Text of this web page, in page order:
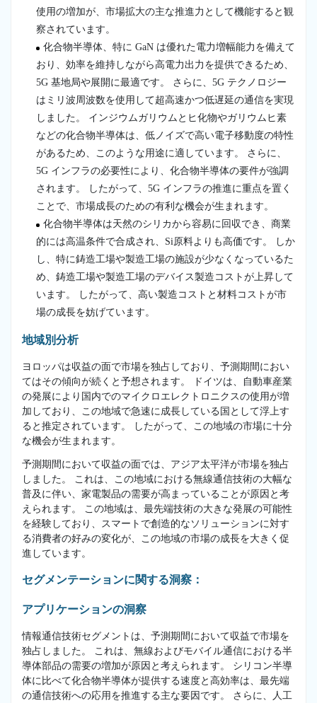
使用の増加が、市場拡大の主な推進力として機能すると観
察されています。
化合物半導体、特に GaN は優れた電力増幅能力を備えて
おり、効率を維持しながら高電力出力を提供できるため、
5G 基地局や展開に最適です。 さらに、5G テクノロジー
はミリ波周波数を使用して超高速かつ低遅延の通信を実現
しました。 インジウムガリウムとヒ化物やガリウムヒ素
などの化合物半導体は、低ノイズで高い電子移動度の特性
があるため、このような用途に適しています。 さらに、
5G インフラの必要性により、化合物半導体の要件が強調
されます。 したがって、5G インフラの推進に重点を置く
ことで、市場成長のための有利な機会が生まれます。
化合物半導体は天然のシリカから容易に回収でき、商業
的には高温条件で合成され、Si原料よりも高価です。 しか
し、特に鋳造工場や製造工場の施設が少なくなっているた
め、鋳造工場や製造工場のデバイス製造コストが上昇して
います。 したがって、高い製造コストと材料コストが市
場の成長を妨げています。
地域別分析
ヨロッパは収益の面で市場を独占しており、予測期間におい
てはその傾向が続くと予想されます。 ドイツは、自動車産業
の発展により国内でのマイクロエレクトロニクスの使用が増
加しており、この地域で急速に成長している国として浮上す
ると推定されています。 したがって、この地域の市場に十分
な機会が生まれます。
予測期間において収益の面では、アジア太平洋が市場を独占
しました。 これは、この地域における無線通信技術の大幅な
普及に伴い、家電製品の需要が高まっていることが原因と考
えられます。 この地域は、最先端技術の大きな発展の可能性
を経験しており、スマートで創造的なソリューションに対す
る消費者の好みの変化が、この地域の市場の成長を大きく促
進しています。
セグメンテーションに関する洞察：
アプリケーションの洞察
情報通信技術セグメントは、予測期間において収益で市場を
独占しました。 これは、無線およびモバイル通信における半
導体部品の需要の増加が原因と考えられます。 シリコン半導
体に比べて化合物半導体が提供する速度と高効率は、最先端
の通信技術への応用を推進する主な要因です。 さらに、人工